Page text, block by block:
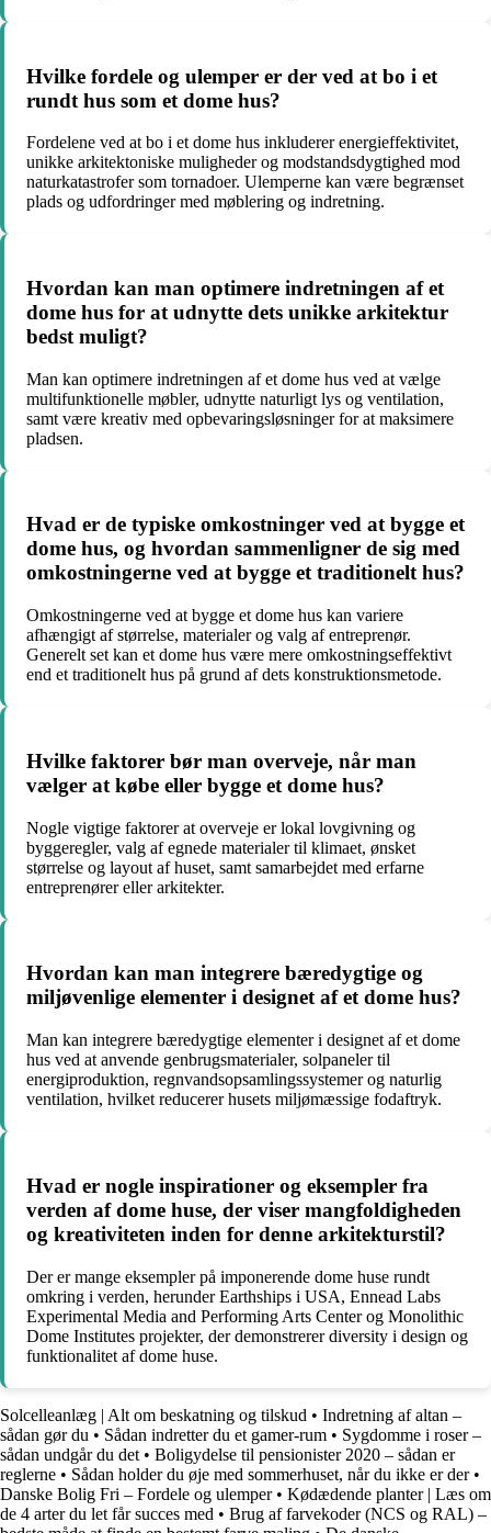
Hvilke fordele og ulemper er der ved at bo i et
rundt hus som et dome hus?
Fordelene ved at bo i et dome hus inkluderer energieffektivitet,
unikke arkitektoniske muligheder og modstandsdygtighed mod
naturkatastrofer som tornadoer. Ulemperne kan være begrænset
plads og udfordringer med møblering og indretning.
Hvordan kan man optimere indretningen af et
dome hus for at udnytte dets unikke arkitektur
bedst muligt?
Man kan optimere indretningen af et dome hus ved at vælge
multifunktionelle møbler, udnytte naturligt lys og ventilation,
samt være kreativ med opbevaringsløsninger for at maksimere
pladsen.
Hvad er de typiske omkostninger ved at bygge et
dome hus, og hvordan sammenligner de sig med
omkostningerne ved at bygge et traditionelt hus?
Omkostningerne ved at bygge et dome hus kan variere
afhængigt af størrelse, materialer og valg af entreprenør.
Generelt set kan et dome hus være mere omkostningseffektivt
end et traditionelt hus på grund af dets konstruktionsmetode.
Hvilke faktorer bør man overveje, når man
vælger at købe eller bygge et dome hus?
Nogle vigtige faktorer at overveje er lokal lovgivning og
byggeregler, valg af egnede materialer til klimaet, ønsket
størrelse og layout af huset, samt samarbejdet med erfarne
entreprenører eller arkitekter.
Hvordan kan man integrere bæredygtige og
miljøvenlige elementer i designet af et dome hus?
Man kan integrere bæredygtige elementer i designet af et dome
hus ved at anvende genbrugsmaterialer, solpaneler til
energiproduktion, regnvandsopsamlingssystemer og naturlig
ventilation, hvilket reducerer husets miljømæssige fodaftryk.
Hvad er nogle inspirationer og eksempler fra
verden af dome huse, der viser mangfoldigheden
og kreativiteten inden for denne arkitekturstil?
Der er mange eksempler på imponerende dome huse rundt
omkring i verden, herunder Earthships i USA, Ennead Labs
Experimental Media and Performing Arts Center og Monolithic
Dome Institutes projekter, der demonstrerer diversity i design og
funktionalitet af dome huse.
Solcelleanlæg | Alt om beskatning og tilskud • Indretning af altan –
sådan gør du • Sådan indretter du et gamer-rum • Sygdomme i roser –
sådan undgår du det • Boligydelse til pensionister 2020 – sådan er
reglerne • Sådan holder du øje med sommerhuset, når du ikke er der•
Danske Bolig Fri – Fordele og ulemper• Kødædende planter | Læs om
de 4 arter du let får succes med • Brug af farvekoder (NCS og RAL) –